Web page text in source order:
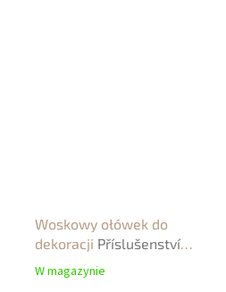
Woskowy ołówek do
dekoracji Příslušenství
W magazynie